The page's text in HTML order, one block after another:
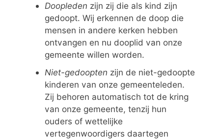
Doopleden zijn zij die als kind zijn
gedoopt. Wij erkennen de doop die
mensen in andere kerken hebben
ontvangen en nu dooplid van onze
gemeente willen worden.
Niet-gedoopten zijn de niet-gedoopte
kinderen van onze gemeenteleden.
Zij behoren automatisch tot de kring
van onze gemeente, tenzij hun
ouders of wettelijke
vertegenwoordigers daartegen